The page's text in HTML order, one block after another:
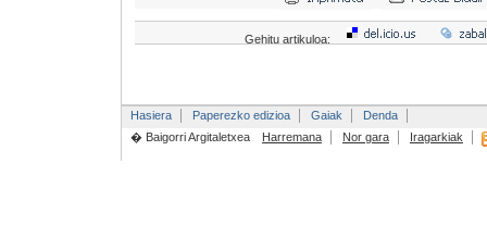
Gehitu artikuloa:
Hasiera Paperezko edizioa Gaiak
Denda
� Baigorri Argitaletxea
Harremana Nor gara Iragarkiak